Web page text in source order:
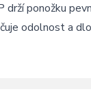
ponožku
odolnost a